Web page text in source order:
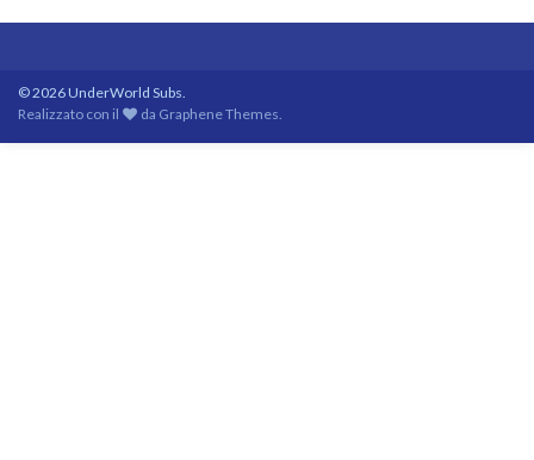
© 2026 UnderWorld Subs.
Realizzato con il
da Graphene Themes.